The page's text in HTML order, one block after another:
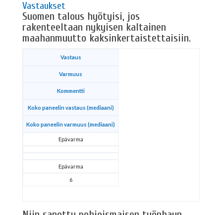
Vastaukset
Suomen talous hyötyisi, jos
rakenteeltaan nykyisen kaltainen
maahanmuutto kaksinkertaistettaisiin.
Vastaus
Varmuus
Kommentti
Koko paneelin vastaus (mediaani)
Koko paneelin varmuus (mediaani)
Epävarma
Epävarma
6